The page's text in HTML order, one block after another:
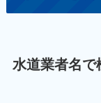
水道業者名で